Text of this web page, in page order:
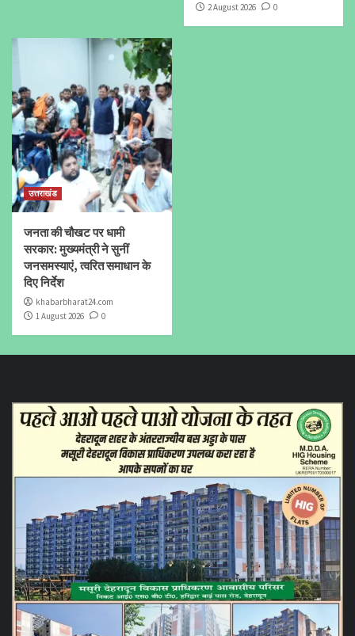
2 August 2026
0
उत्तराखंड
जनता की चौखट पर धामी
सरकार: मुख्यमंत्री ने सुनीं
जनसमस्याएं, त्वरित समाधान के
दिए निर्देश
khabarbharat24.com
1 August 2026
0